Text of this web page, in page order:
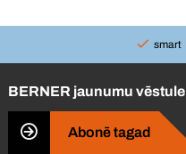
smart
BERNER jaunumu vēstule
Abonē tagad